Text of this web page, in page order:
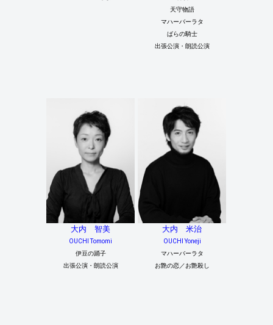
天守物語
マハーバーラタ
ばらの騎士
出張公演・朗読公演
大内 智美
OUCHI Tomomi
伊豆の踊子
出張公演・朗読公演
大内 米治
OUCHI Yoneji
マハーバーラタ
お艶の恋／お艶殺し